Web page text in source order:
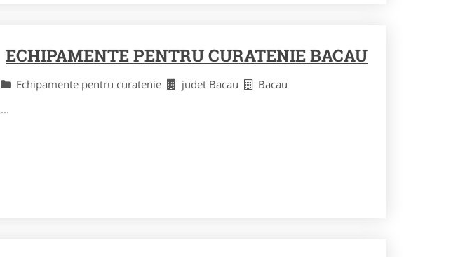
ECHIPAMENTE PENTRU CURATENIE BACAU
Echipamente pentru curatenie judet Bacau
Bacau
...